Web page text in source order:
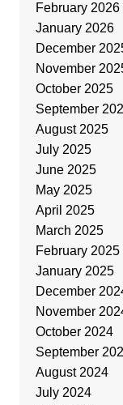
February 2026
January 2026
December
November
October 2025
September
August 2025
July 2025
June 2025
May 2025
April 2025
March 2025
February 2025
January 2025
December
November
October 2024
September
August 2024
July 2024